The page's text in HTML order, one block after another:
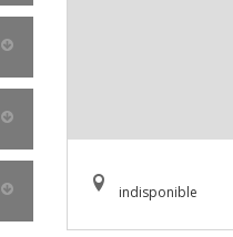
indisponible